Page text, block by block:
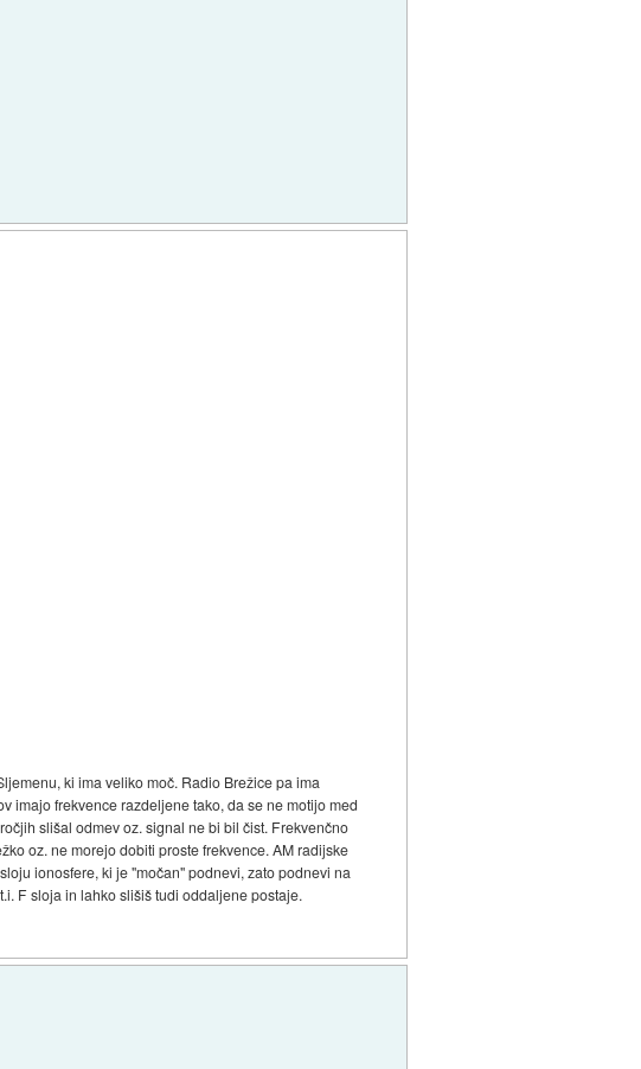
ki ima veliko moč. Radio Brežice pa ima
imajo frekvence razdeljene tako, da se ne motijo med
slišal odmev oz. signal ne bi bil čist. Frekvenčno
oz. ne morejo dobiti proste frekvence. AM radijske
ionosfere, ki je "močan" podnevi, zato podnevi na
F sloja in lahko slišiš tudi oddaljene postaje.